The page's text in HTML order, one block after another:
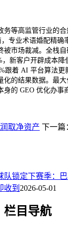
务等高监管行业的
专业术语婚配精确
被市场裁减。全栈
新客户开辟成本降
跟着 AI 平台算法
化的结果数据。最
身的 GEO 优化办
取净资产 下一篇
锁定下赛季：巴
收到 2026-05-01
栏目导航